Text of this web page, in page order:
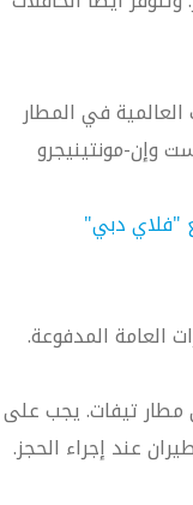
في المطار
وإن-مونتينيجرو
"فلاي دبي"
العامة المدفوعة.
مطار تيفات. يجب على
عند إجراء الحجز.